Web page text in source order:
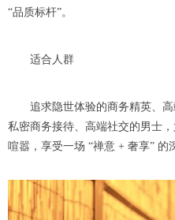
“品质标杆”。
适合人群
追求隐世体验的商务精英、高
私密商务接待、高端社交的男士
喧嚣，享受一场 “禅意 + 奢享” 的